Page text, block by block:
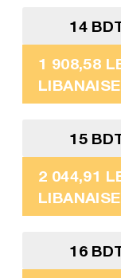
14
1 908,58
15
2 044,91
16